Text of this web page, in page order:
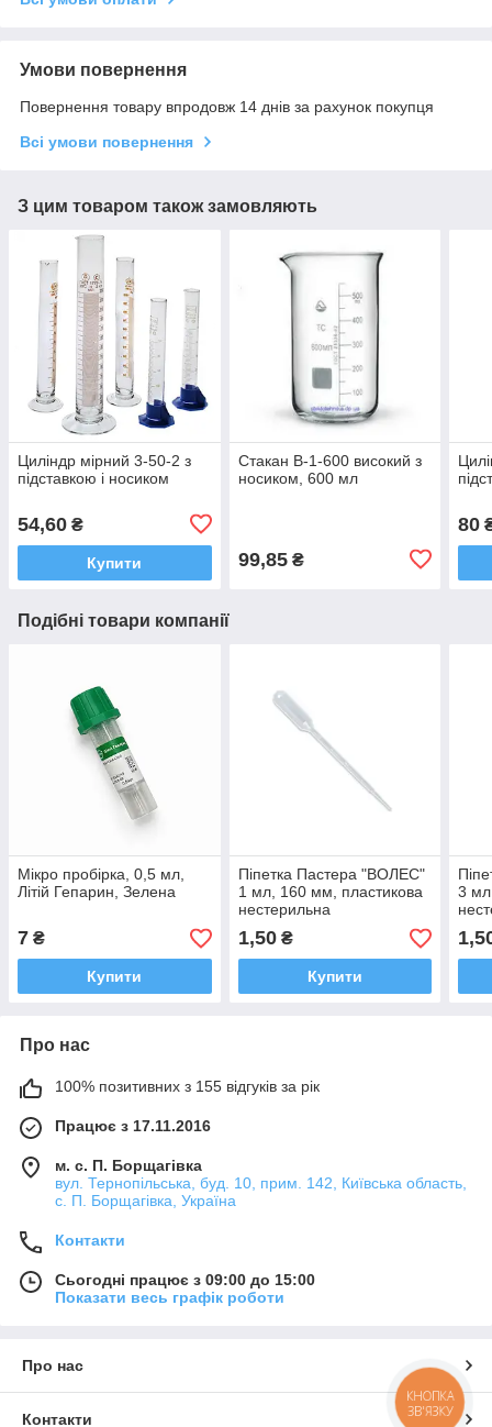
Умови повернення
Повернення товару впродовж 14 днів за рахунок покупця
Всі умови повернення
З цим товаром також замовляють
Циліндр мірний 3-50-2 з
підставкою і носиком
54,60 ₴
Купити
Стакан В-1-600 високий з
носиком, 600 мл
99,85₴
80
Подібні товари компанії
Мікро пробірка, 0,5 мл,
Літій Гепарин, Зелена
7 ₴
Купити
Піпетка Пастера "ВОЛЕС"
1 мл, 160 мм, пластикова
нестерильна
1,50₴
Купити
3
Про нас
100% позитивних з 155 відгуків за рік
Працює з 17.11.2016
м. с. П. Борщагівка
вул. Тернопільська, буд. 10, прим. 142, Київська область,
с. П. Борщагівка, Україна
Контакти
Сьогодні працює з 09:00 до 15:00
Показати весь графік роботи
Про нас
Контакти
КНОПКА
ЗВ'ЯЗКУ